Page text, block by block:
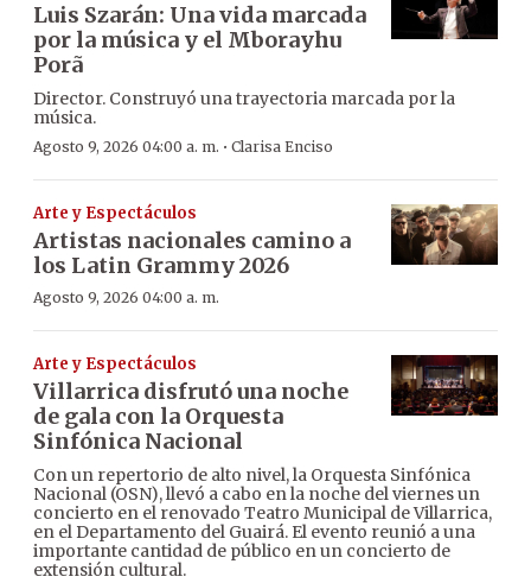
Luis Szarán: Una vida marcada
por la música y el Mborayhu
Porã
Director. Construyó una trayectoria marcada por la
música.
Agosto 9, 2026 04:00 a. m. · Clarisa Enciso
Arte y Espectáculos
Artistas nacionales camino a
los Latin Grammy 2026
Agosto 9, 2026 04:00 a. m.
Arte y Espectáculos
Villarrica disfrutó una noche
de gala con la Orquesta
Sinfónica Nacional
Con un repertorio de alto nivel, la Orquesta Sinfónica
Nacional (OSN), llevó a cabo en la noche del viernes un
concierto en el renovado Teatro Municipal de Villarrica,
en el Departamento del Guairá. El evento reunió a una
importante cantidad de público en un concierto de
extensión cultural.